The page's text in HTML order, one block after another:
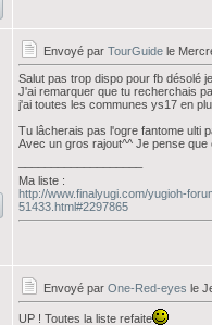
Envoyé par TourGuide le
Salut pas trop dispo pour fb désolé
J'ai remarquer que tu recherchais
j'ai toutes les communes ys17 en
Tu lâcherais pas l'ogre fantome ulti
Avec un gros rajout^^ Je pense
Ma liste :
http://www.finalyugi.com/yugioh-
51433.html#2297865
Envoyé par One-Red-eyes le
UP ! Toutes la liste refaite